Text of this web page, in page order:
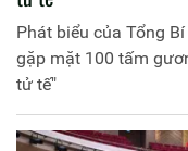
Phát biểu của Tổng
gặp mặt 100 tấm
tử tế"